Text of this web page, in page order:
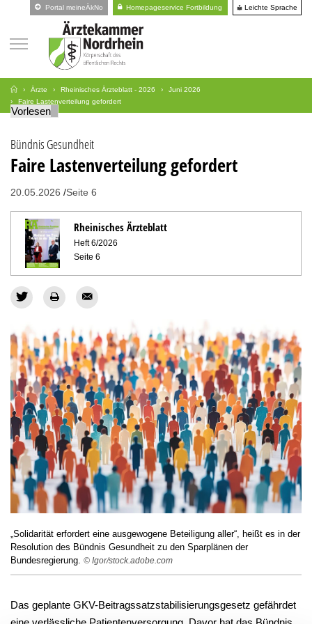
Portal meineÄkNo Homepageservice Fortbildung Leichte Sprache
Ärzte Rheinisches Ärzteblatt - 2026
Juni 2026
Faire Lastenverteilung gefordert
Vorlesen
Bündnis Gesundheit
Faire Lastenverteilung gefordert
20.05.2026 Seite 6
Rheinisches Ärzteblatt
Heft 6/2026
Seite 6
„Solidarität erfordert eine ausgewogene Beteiligung aller“, heißt es in der
Resolution des Bündnis Gesundheit zu den Sparplänen der
Bundesregierung. © Igor/stock.adobe.com
Das geplante GKV-Beitragssatzstabilisierungsgesetz gefährdet